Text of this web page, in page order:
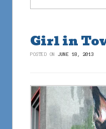
Girl in
POSTED ON JUNE 18, 2013